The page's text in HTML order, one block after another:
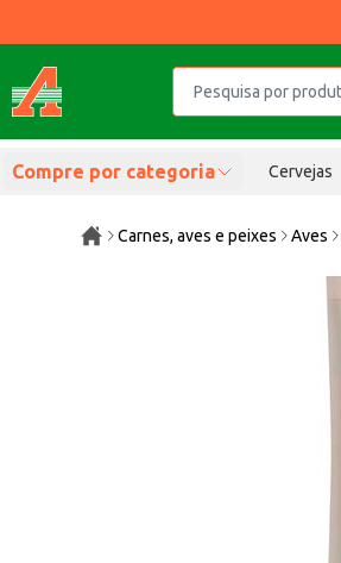
Compre por categoria Cervejas
Carnes, aves e peixes Aves